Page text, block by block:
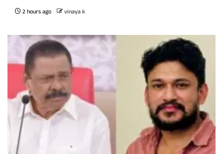
2 hours ago vinaya k